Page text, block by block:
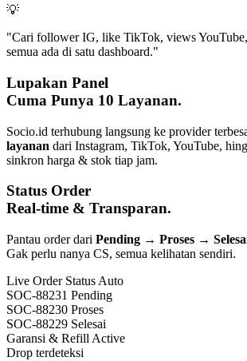
💡
"Cari follower IG, like TikTok, views
semua ada di satu dashboard."
Lupakan Panel
Cuma Punya 10 Layanan.
Socio.id terhubung langsung ke provider
layanan dari Instagram, TikTok, YouTube,
sinkron harga & stok tiap jam.
Status Order
Real-time & Transparan.
Pantau order dari Pending → Proses →
Gak perlu nanya CS, semua kelihatan sendiri.
Live Order Status Auto
SOC-88231 Pending
SOC-88230 Proses
SOC-88229 Selesai
Garansi & Refill Active
Drop terdeteksi